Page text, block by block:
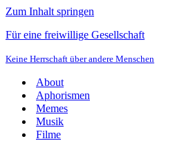
Zum Inhalt springen
Für eine freiwillige Gesellschaft
Keine Herrschaft über andere Menschen
About
Aphorismen
Memes
Musik
Filme